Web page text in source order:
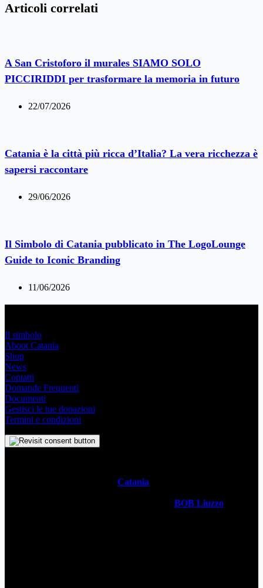
Articoli correlati
A San Cristoforo il murales SIAMO SOLO
PICCIRIDDI per trasformare la memoria in futuro
22/07/2026
Catania è la città più ricca d’Italia? La vera ricchezza è
sapersi raccontare
29/06/2026
Il Simbolo di Catania pubblicato in The LogoLounge
Guide to Iconic Branding
11/06/2026
Il simbolo
About Catania
Shop
News
Contatti
Domande Frequenti
Documenti
Gestisci le tue donazioni
Termini e condizioni
Catania
BOB Liuzzo, questo